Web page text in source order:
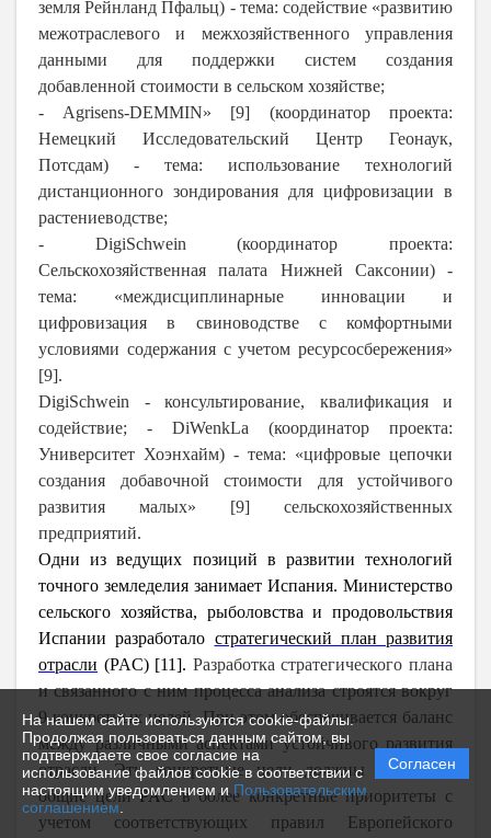
На нашем сайте используются cookie-файлы.
Продолжая пользоваться данным сайтом, вы
подтверждаете свое согласие на
использование файлов cookie в соответствии с
настоящим уведомлением и Пользовательским
соглашением.
Согласен
земля Рейнланд Пфальц) - тема: содействие «развитию
межотраслевого и межхозяйственного управления
данными для поддержки систем создания
добавленной стоимости в сельском хозяйстве;
- Agrisens-DEMMIN» [9] (координатор проекта:
Немецкий Исследовательский Центр Геонаук,
Потсдам) - тема: использование технологий
дистанционного зондирования для цифровизации в
растениеводстве;
- DigiSchwein (координатор проекта:
Сельскохозяйственная палата Нижней Саксонии) -
тема: «междисциплинарные инновации и
цифровизация в свиноводстве с комфортными
условиями содержания с учетом ресурсосбережения»
[9].
DigiSchwein - консультирование, квалификация и
содействие; - DiWenkLa (координатор проекта:
Университет Хоэнхайм) - тема: «цифровые цепочки
создания добавочной стоимости для устойчивого
развития малых» [9] сельскохозяйственных
предприятий.
Одни из ведущих позиций в развитии технологий
точного земледелия занимает Испания. Министерство
сельского хозяйства, рыболовства и продовольствия
Испании разработало стратегический план развития
отрасли (PAC) [11]. Разработка стратегического плана
и связанного с ним процесса анализа строятся вокруг
9 конкретных целей. При этом обеспечивается баланс
между различными аспектами устойчивого развития
отрасли. Эти конкретные цели должны перевести
общие целиPACв более конкретные приоритеты с
учетом соответствующих правил Европейского